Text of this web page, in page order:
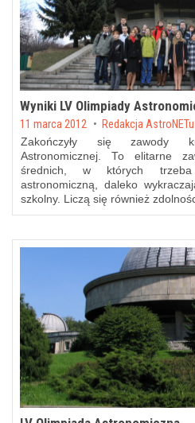
Wyniki LV Olimpiady
Posted on
11 marca 2012 by Redakcja AstroNETu
Zakończyły się zawody
Astronomicznej. To elitarne
średnich, w których
astronomiczną, daleko
szkolny. Liczą się również